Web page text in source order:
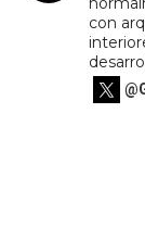
con